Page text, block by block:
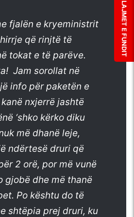
fjalën e kryeministrit
që rinjtë të
tokat e të parëve.
Jam sorollat në
info për paketën e
nxjerrë jashtë
‘shko kërko diku
më dhanë leje,
ndërtesë druri që
2 orë, por më vunë
gjobë dhe më thanë
Po kështu do të
shtëpia prej druri, ku
LAJMET E FUNDIT